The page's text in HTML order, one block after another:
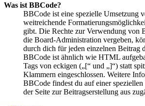
Was ist BBCode?
BBCode ist eine spezielle Umsetzung
weitreichende
gibt. Die Rechte zur Verwendung von
die Board-Administration vergeben,
durch dich für jeden einzelnen Beitrag
BBCode ist ähnlich wie HTML
Tags von eckigen („[“ und „]“) statt
Klammern eingeschlossen. Weitere
BBCode findest du auf einer
der Seite zur Beitragserstellung aus